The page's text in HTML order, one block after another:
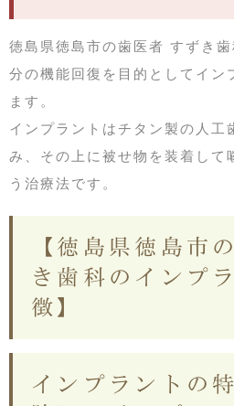
徳島県徳島市の歯医者 すずき
分の機能回復を目的としてイン
ます。
インプラントはチタン製の人工
み、その上に被せ物を装着して
う治療法です。
【徳島県徳島市
き歯科のインプ
徴】
インプラントの